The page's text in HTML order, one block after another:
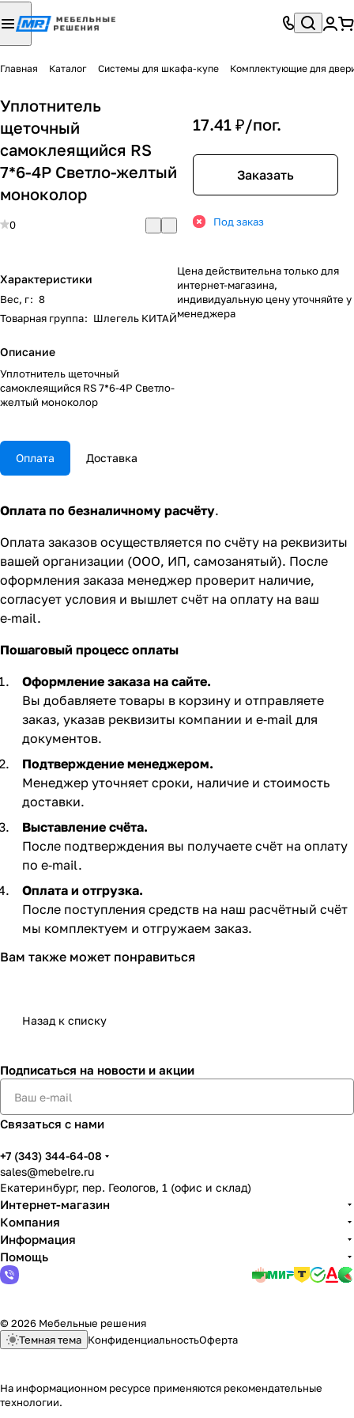
Главная Каталог Системы для шкафа-купе Комплектующие для
Уплотнитель
щеточный
самоклеящийся RS
7*6-4P Светло-желтый
моноколор
0
Характеристики
Вес, г: 8
Товарная группа: Шлегель КИТАЙ
Описание
Уплотнитель щеточный
самоклеящийся RS 7*6-4P Светло-
желтый моноколор
17.41 ₽/пог.
Заказать
Под заказ
Цена действительна только для
интернет-магазина,
индивидуальную цену уточняйте у
менеджера
Оплата Доставка
Оплата по безналичному расчёту.
Оплата заказов осуществляется по счёту на реквизиты
вашей организации (ООО, ИП, самозанятый). После
оформления заказа менеджер проверит наличие,
согласует условия и вышлет счёт на оплату на ваш
e‑mail.
Пошаговый процесс оплаты
Оформление заказа на сайте.
Вы добавляете товары в корзину и отправляете
заказ, указав реквизиты компании и e‑mail для
документов.
Подтверждение менеджером.
Менеджер уточняет сроки, наличие и стоимость
доставки.
Выставление счёта.
После подтверждения вы получаете счёт на оплату
по e‑mail. ​
Оплата и отгрузка.
После поступления средств на наш расчётный счёт
мы комплектуем и отгружаем заказ.​
Вам также может понравиться
Назад к списку
Подписаться на новости и акции
Связаться с нами
+7 (343) 344-64-08
sales@mebelre.ru
Екатеринбург, пер. Геологов, 1 (офис и склад)
Интернет-магазин
Компания
Информация
Помощь
© 2026 Мебельные решения
Темная тема КонфиденциальностьОферта
На информационном ресурсе применяются рекомендательные
технологии.